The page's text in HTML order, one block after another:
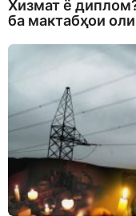
Хизмат ё
ба мактабҳои